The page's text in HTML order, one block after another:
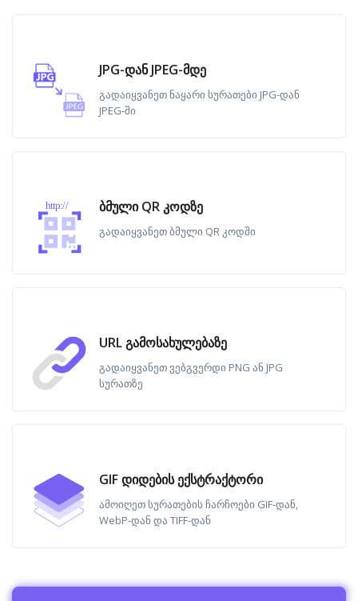
JPG-დან JPEG-მდე
გადაიყვანეთ ნაყარი სურათები JPG-დან
JPEG-ში
http:// ბმული QR კოდზე
გადაიყვანეთ ბმული QR კოდში
URL გამოსახულებაზე
გადაიყვანეთ ვებგვერდი PNG ან JPG
სურათზე
GIF დიდების ექსტრაქტორი
ამოიღეთ სურათების ჩარჩოები GIF-დან,
WebP-დან და TIFF-დან